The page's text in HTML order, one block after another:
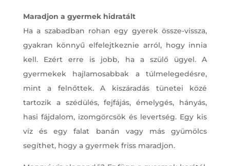
Maradjon a gyermek hidratált
Ha a szabadban rohan egy gyerek össze-vissza,
gyakran könnyű elfelejtkeznie arról, hogy innia
kell. Ezért erre is jobb, ha a szülő ügyel. A
gyermekek hajlamosabbak a túlmelegedésre,
mint a felnőttek. A kiszáradás tünetei közé
tartozik a szédülés, fejfájás, émelygés, hányás,
hasi fájdalom, izomgörcsök és levertség. Egy kis
víz és egy falat banán vagy más gyümölcs
segíthet, hogy a gyermek friss maradjon.